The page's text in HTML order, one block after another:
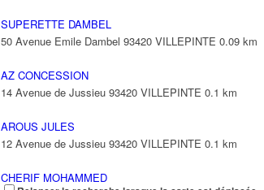
SUPERETTE DAMBEL
50 Avenue Emile Dambel 93420 VILLEPINTE 0.09 km
AZ CONCESSION
14 Avenue de Jussieu 93420 VILLEPINTE 0.1 km
AROUS JULES
12 Avenue de Jussieu 93420 VILLEPINTE 0.1 km
CHERIF MOHAMMED